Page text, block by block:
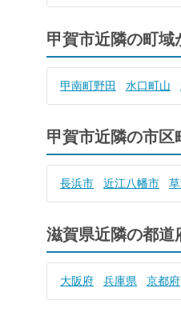
甲賀市近隣の町域
甲南町野田 水口町山
甲賀市近隣の市区
長浜市 近江八幡市
滋賀県近隣の都道
大阪府 兵庫県 京都府